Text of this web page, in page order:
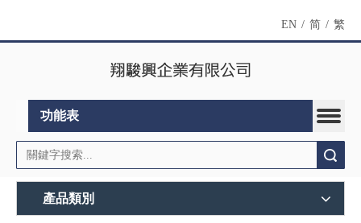
EN / 简 / 繁
功能表
產品類別